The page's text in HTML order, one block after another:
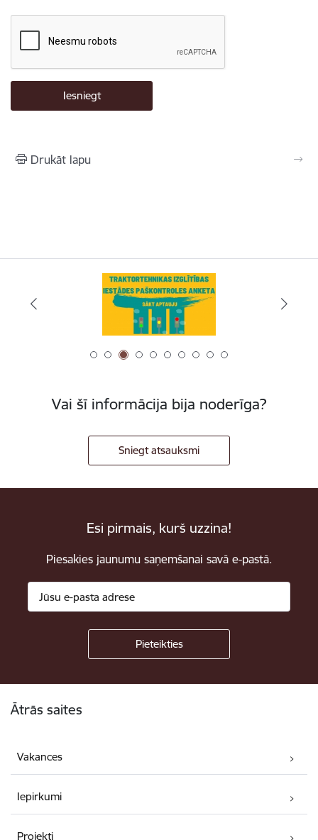
Drukāt lapu
Vai šī informācija bija noderīga?
Sniegt atsauksmi
Esi pirmais, kurš uzzina!
Piesakies jaunumu saņemšanai savā e-pastā.
Ātrās saites
Vakances
Iepirkumi
Projekti